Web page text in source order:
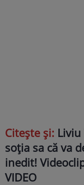
Citește și:
soția sa că va
inedit!
VIDEO